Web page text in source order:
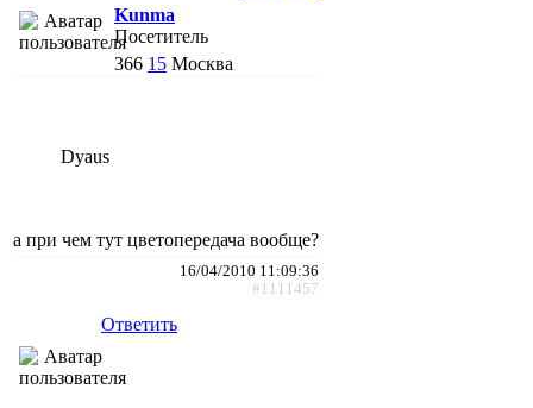
Kunma
Посетитель
366 15 Москва
Dyaus
а при чем тут цветопередача вообще?
16/04/2010 11:09:36
#1111457
Ответить